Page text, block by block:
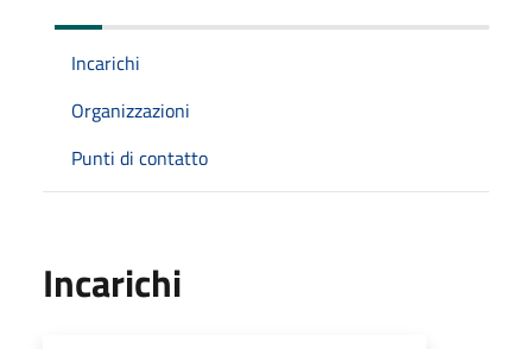
Incarichi
Organizzazioni
Punti di contatto
Incarichi